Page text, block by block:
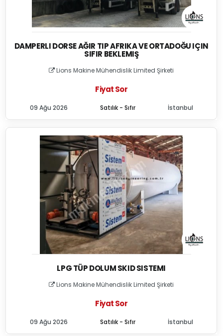
DAMPERLI DORSE AĞIR TIP AFRIKA VE ORTADOĞU IÇIN
SIFIR BEKLEMIŞ
Lions Makine Mühendislik Limited Şirketi
Fiyat Sor
Satılık - Sıfır
09 Ağu 2026 İstanbul
LPG TÜP DOLUM SKID SISTEMI
Lions Makine Mühendislik Limited Şirketi
Fiyat Sor
Satılık - Sıfır
09 Ağu 2026 İstanbul